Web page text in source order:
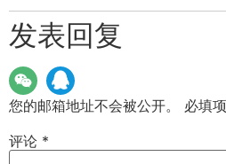
发表回复
您的邮箱地址不会被公开。 必填
评论 *